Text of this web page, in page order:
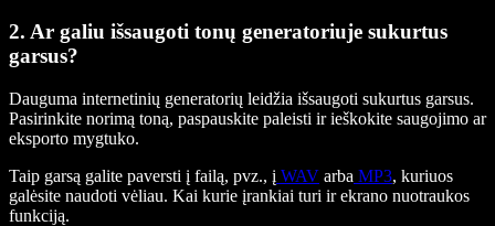
2. Ar galiu išsaugoti tonų generatoriuje sukurtus
garsus?
Dauguma internetinių generatorių leidžia išsaugoti sukurtus garsus.
Pasirinkite norimą toną, paspauskite paleisti ir ieškokite saugojimo ar
eksporto mygtuko.
Taip garsą galite paversti į failą, pvz., į WAV arba MP3, kuriuos
galėsite naudoti vėliau. Kai kurie įrankiai turi ir ekrano nuotraukos
funkciją.